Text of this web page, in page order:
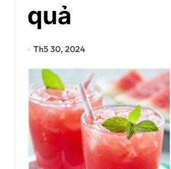
quả
Th5 30, 2024